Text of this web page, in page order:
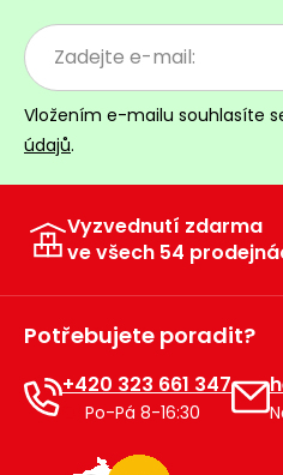
Vložením e-mailu souhlasíte
údajů.
Vyzvednutí zdarma
ve všech 54
Potřebujete poradit?
+420 323 661 347
Po-Pá 8-16:30